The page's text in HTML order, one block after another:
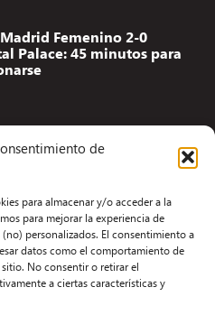
de
para almacenar y/o acceder a la
para mejorar la experiencia de
personalizados. El consentimiento a
datos como el comportamiento de
No consentir o retirar el
a ciertas características y
Femenino 2-0
Palace: 45 minutos para
Legal
condiciones
privacidad